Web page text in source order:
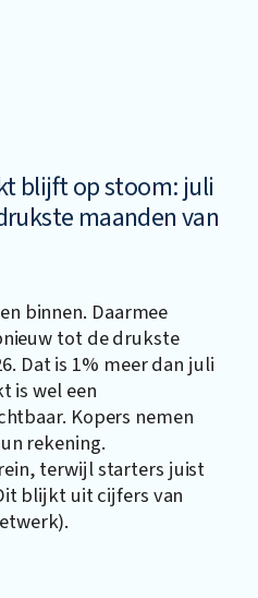
blijft op stoom: juli
maanden van
binnen. Daarmee
tot de drukste
Dat is 1% meer dan juli
is wel een
Kopers nemen
rekening.
terwijl starters juist
blijkt uit cijfers van